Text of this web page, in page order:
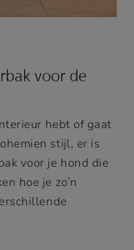
voor de
hebt of gaat
stijl, er is
voor je hond die
hoe je zo’n